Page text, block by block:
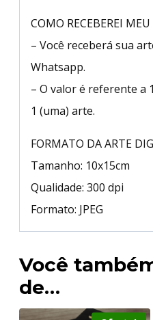
COMO RECEBEREI
– Você receberá sua
Whatsapp.
– O valor é referente a
1 (uma) arte.
FORMATO DA ARTE
Tamanho: 10x15cm
Qualidade: 300 dpi
Formato: JPEG
Você
de…